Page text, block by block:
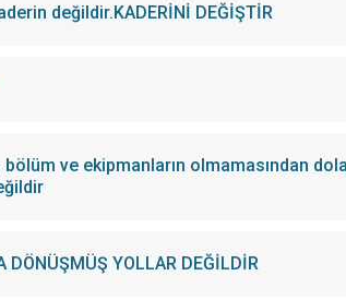
değildir.KADERİNİ DEĞİŞTİR
ve ekipmanların olmamasından
DÖNÜŞMÜŞ YOLLAR DEĞİLDİR